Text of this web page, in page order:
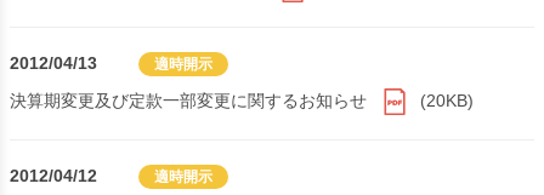
2012/04/13 適時開示
決算期変更及び定款一部変更に関するお知らせ (20KB)
2012/04/12 適時開示